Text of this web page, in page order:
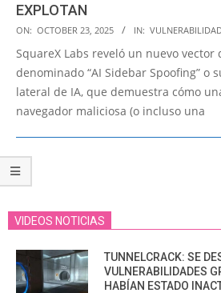
EXPLOTAN
2025-
10-
23
ON: OCTOBER 23, 2025 IN:
SquareX Labs reveló un nuevo vector
denominado “AI Sidebar Spoofing” o
lateral de IA, que demuestra cómo
navegador maliciosa (o incluso una
VIDEOS NOTICIAS
TUNNELCRACK: SE
VULNERABILIDADES
HABÍAN ESTADO